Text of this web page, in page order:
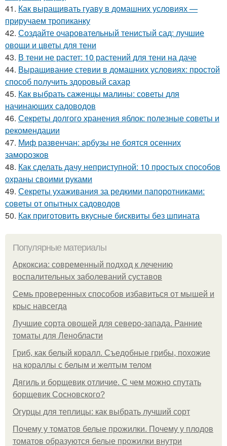
41. Как выращивать гуаву в домашних условиях —
приручаем тропиканку
42. Создайте очаровательный тенистый сад: лучшие
овощи и цветы для тени
43. В тени не растет: 10 растений для тени на даче
44. Выращивание стевии в домашних условиях: простой
способ получить здоровый сахар
45. Как выбрать саженцы малины: советы для
начинающих садоводов
46. Секреты долгого хранения яблок: полезные советы и
рекомендации
47. Миф развенчан: арбузы не боятся осенних
заморозков
48. Как сделать дачу неприступной: 10 простых способов
охраны своими руками
49. Секреты ухаживания за редкими папоротниками:
советы от опытных садоводов
50. Как приготовить вкусные бисквиты без шпината
Популярные материалы
Аркоксиа: современный подход к лечению
воспалительных заболеваний суставов
Семь проверенных способов избавиться от мышей и
крыс навсегда
Лучшие сорта овощей для северо-запада. Ранние
томаты для Ленобласти
Гриб, как белый коралл. Съедобные грибы, похожие
на кораллы с белым и желтым телом
Дягиль и борщевик отличие. С чем можно спутать
борщевик Сосновского?
Огурцы для теплицы: как выбрать лучший сорт
Почему у томатов белые прожилки. Почему у плодов
томатов образуются белые прожилки внутри